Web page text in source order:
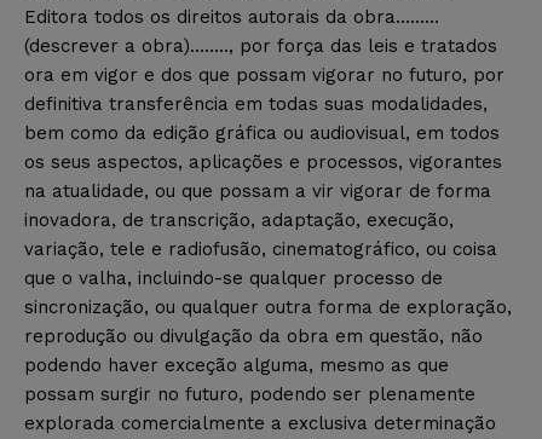
Editora todos os direitos autorais da obra………
(descrever a obra)…….., por força das leis e tratados
ora em vigor e dos que possam vigorar no futuro, por
definitiva transferência em todas suas modalidades,
bem como da edição gráfica ou audiovisual, em todos
os seus aspectos, aplicações e processos, vigorantes
na atualidade, ou que possam a vir vigorar de forma
inovadora, de transcrição, adaptação, execução,
variação, tele e radiofusão, cinematográfico, ou coisa
que o valha, incluindo-se qualquer processo de
sincronização, ou qualquer outra forma de exploração,
reprodução ou divulgação da obra em questão, não
podendo haver exceção alguma, mesmo as que
possam surgir no futuro, podendo ser plenamente
explorada comercialmente a exclusiva determinação